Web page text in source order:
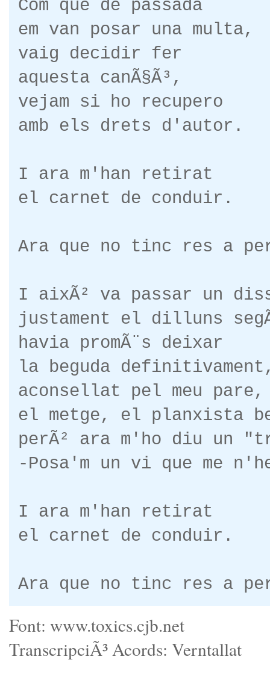
Com que de passada
em van posar una multa,
vaig decidir fer
aquesta canÃ§Ã³,
vejam si ho recupero
amb els drets d'autor.
I ara m'han retirat
el carnet de conduir.
Ara que no tinc res a
I aixÃ² va passar un
justament el dilluns
havia promÃ¨s deixar
la beguda
aconsellat pel meu pare,
el metge, el planxista
perÃ² ara m'ho diu un
-Posa'm un vi que me
I ara m'han retirat
el carnet de conduir.
Ara que no tinc res a
Font: www.toxics.cjb.net
TranscripciÃ³ Acords: Verntallat